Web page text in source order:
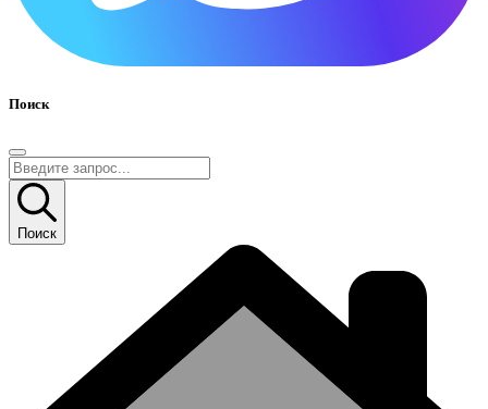
Поиск
Поиск